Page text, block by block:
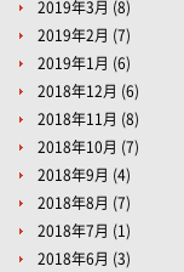
2019年3月 (8)
2019年2月 (7)
2019年1月 (6)
2018年12月 (6)
2018年11月 (8)
2018年10月 (7)
2018年9月 (4)
2018年8月 (7)
2018年7月 (1)
2018年6月 (3)